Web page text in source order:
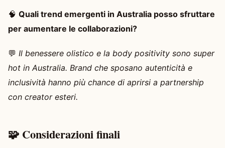
🧠 Quali trend emergenti in Australia posso sfruttare
per aumentare le collaborazioni?
💬 Il benessere olistico e la body positivity sono super
hot in Australia. Brand che sposano autenticità e
inclusività hanno più chance di aprirsi a partnership
con creator esteri.
🧩 Considerazioni finali